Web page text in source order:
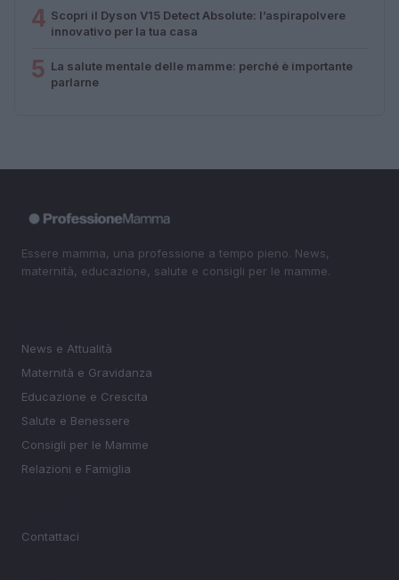
4 Scopri il Dyson V15 Detect Absolute: l’aspirapolvere
innovativo per la tua casa
5 La salute mentale delle mamme: perché è importante
parlarne
Essere mamma, una professione a tempo pieno. News,
maternità, educazione, salute e consigli per le mamme.
News e Attualità
Maternità e Gravidanza
Educazione e Crescita
Salute e Benessere
Consigli per le Mamme
Relazioni e Famiglia
Contattaci